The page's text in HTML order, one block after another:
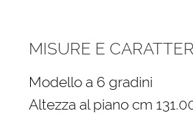
MISURE E
Modello a 6 gradini
Altezza al piano cm